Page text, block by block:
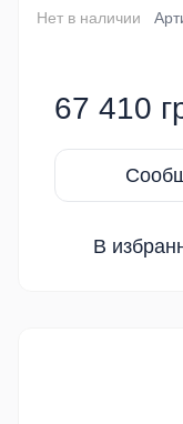
Нет в наличии
67 410
В